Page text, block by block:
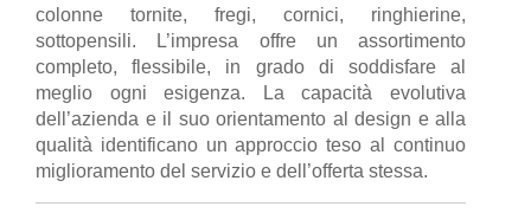
colonne tornite, fregi, cornici, ringhierine,
sottopensili. L’impresa offre un assortimento
completo, flessibile, in grado di soddisfare al
meglio ogni esigenza. La capacità evolutiva
dell’azienda e il suo orientamento al design e alla
qualità identificano un approccio teso al continuo
miglioramento del servizio e dell’offerta stessa.